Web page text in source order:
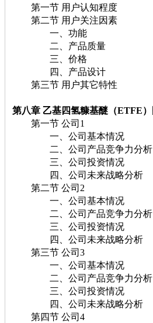
第一节 用户认知程度
第二节 用户关注因素
一、功能
二、产品质量
三、价格
四、产品设计
第三节 用户其它特性
第八章 乙基四氢糠基醚（ETFE）
第一节 公司1
一、公司基本情况
二、公司产品竞争力分析
三、公司投资情况
四、公司未来战略分析
第二节 公司2
一、公司基本情况
二、公司产品竞争力分析
三、公司投资情况
四、公司未来战略分析
第三节 公司3
一、公司基本情况
二、公司产品竞争力分析
三、公司投资情况
四、公司未来战略分析
第四节 公司4